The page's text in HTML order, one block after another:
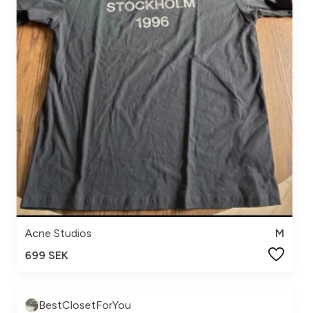
Acne Studios
M
699 SEK
BestClosetForYou